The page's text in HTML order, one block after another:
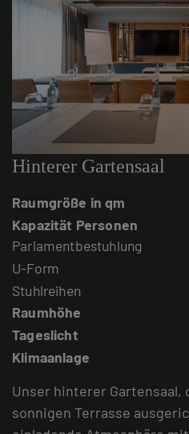
Hinterer Gartensaal
Raumgröße in qm
Kapazität Personen
Parlamentbestuhlung
U-Form
Stuhlreihen
Raumhöhe
Tageslicht
Klimaanlage
Unser hinterer Gartensaal,
sonnigen Terrasse